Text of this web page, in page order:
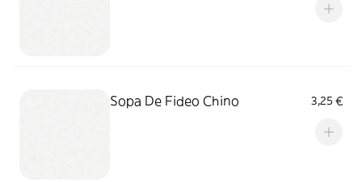
Sopa De Fideo Chino 3,25 €